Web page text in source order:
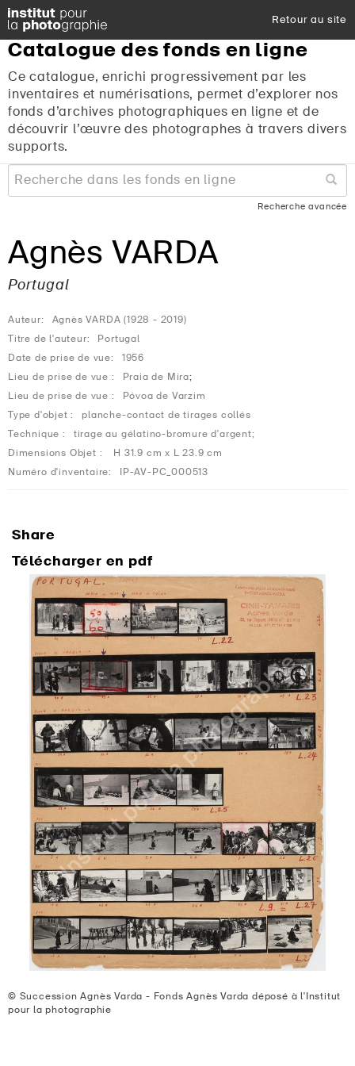
Retour au site
Catalogue des fonds en ligne
Ce catalogue, enrichi progressivement par les
inventaires et numérisations, permet d’explorer nos
fonds d’archives photographiques en ligne et de
découvrir l’œuvre des photographes à travers divers
supports.
Recherche avancée
Agnès VARDA
Portugal
Auteur:
Agnès VARDA (1928 - 2019)
Titre de l'auteur:
Portugal
Date de prise de vue:
1956
Lieu de prise de vue :
Praia de Mira;
Lieu de prise de vue :
Póvoa de Varzim
Type d'objet :
planche-contact de tirages collés
Technique :
tirage au gélatino-bromure d'argent;
Dimensions Objet :
H 31.9 cm x L 23.9 cm
Numéro d'inventaire:
IP-AV-PC_000513
Share
Télécharger en pdf
© Succession Agnès Varda - Fonds Agnès Varda déposé à l'Institut
pour la photographie